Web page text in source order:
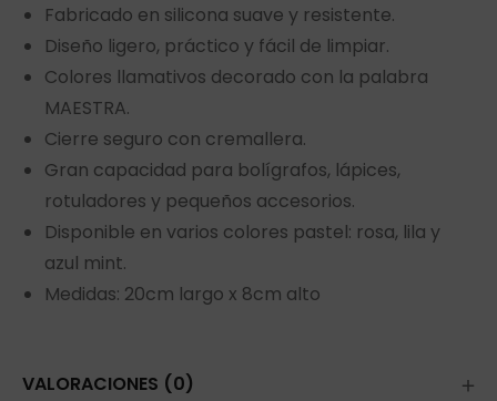
Fabricado en silicona suave y resistente.
Diseño ligero, práctico y fácil de limpiar.
Colores llamativos decorado con la palabra
MAESTRA.
Cierre seguro con cremallera.
Gran capacidad para bolígrafos, lápices,
rotuladores y pequeños accesorios.
Disponible en varios colores pastel: rosa, lila y
azul mint.
Medidas: 20cm largo x 8cm alto
VALORACIONES (0)